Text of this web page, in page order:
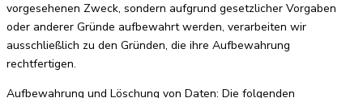
vorgesehenen Zweck, sondern aufgrund gesetzlicher Vorgaben
oder anderer Gründe aufbewahrt werden, verarbeiten wir
ausschließlich zu den Gründen, die ihre Aufbewahrung
rechtfertigen.
Aufbewahrung und Löschung von Daten: Die folgenden